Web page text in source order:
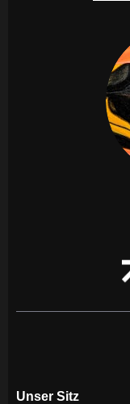
Unser Sitz